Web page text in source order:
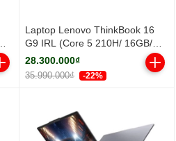
Laptop Lenovo ThinkBook 16
G9 IRL (Core 5 210H/ 16GB/
512GB SSD/ 16 inch WUXGA/
Win11/ Grey/ Vỏ nhôm/ 2Y)
28.300.000₫
35.990.000₫ -22%